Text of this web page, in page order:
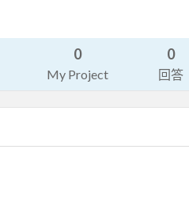
0
My Project
0
回答